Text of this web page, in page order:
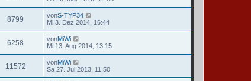
8799 vonS-TYP34
Mi 3. Dez 2014, 16:44
6258 vonMiWi
Mi 13. Aug 2014, 13:15
11572 vonMiWi
Sa 27. Jul 2013, 11:50